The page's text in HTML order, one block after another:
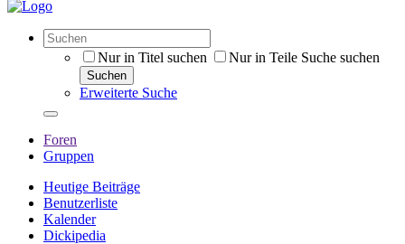
Nur in Titel suchen Nur in Teile Suche suchen
Suchen
Erweiterte Suche
Foren
Gruppen
Heutige Beiträge
Benutzerliste
Kalender
Dickipedia